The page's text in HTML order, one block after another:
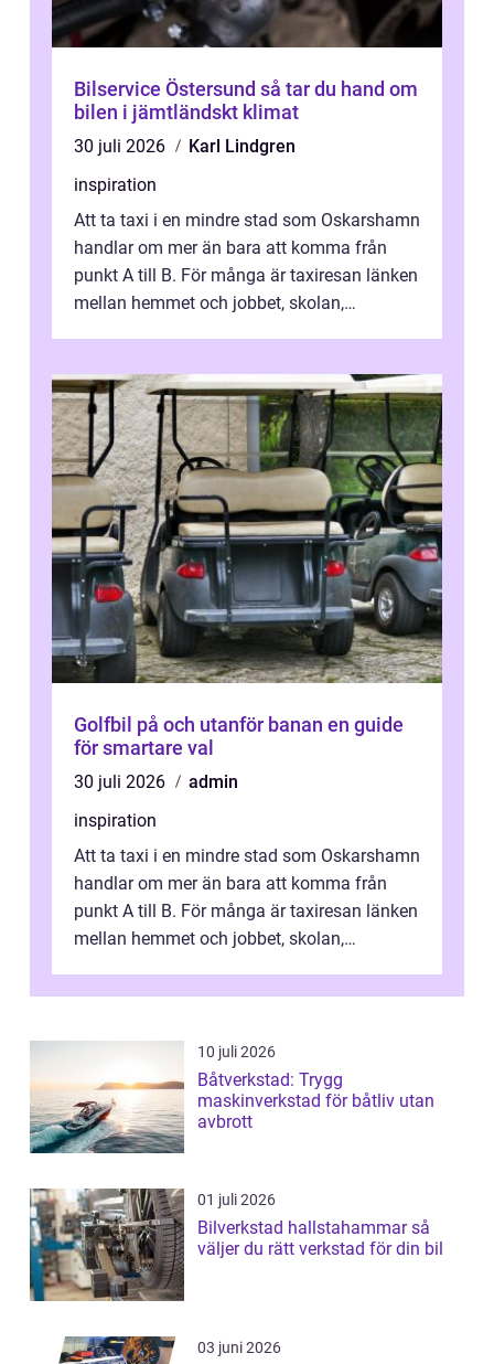
Bilservice Östersund så tar du hand om
bilen i jämtländskt klimat
30 juli 2026
Karl Lindgren
inspiration
Att ta taxi i en mindre stad som Oskarshamn
handlar om mer än bara att komma från
punkt A till B. För många är taxiresan länken
mellan hemmet och jobbet, skolan,
Golfbil på och utanför banan en guide
för smartare val
30 juli 2026
admin
inspiration
Att ta taxi i en mindre stad som Oskarshamn
handlar om mer än bara att komma från
punkt A till B. För många är taxiresan länken
mellan hemmet och jobbet, skolan,
10 juli 2026
Båtverkstad: Trygg
maskinverkstad för båtliv utan
avbrott
01 juli 2026
Bilverkstad hallstahammar så
väljer du rätt verkstad för din bil
03 juni 2026